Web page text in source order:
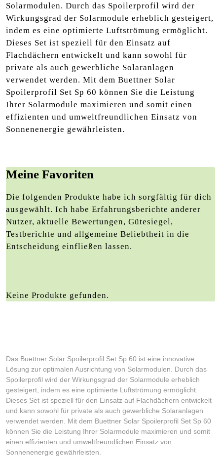
Solarmodulen. Durch das Spoilerprofil wird der
Wirkungsgrad der Solarmodule erheblich gesteigert,
indem es eine optimierte Luftströmung ermöglicht.
Dieses Set ist speziell für den Einsatz auf
Flachdächern entwickelt und kann sowohl für
private als auch gewerbliche Solaranlagen
verwendet werden. Mit dem Buettner Solar
Spoilerprofil Set Sp 60 können Sie die Leistung
Ihrer Solarmodule maximieren und somit einen
effizienten und umweltfreundlichen Einsatz von
Sonnenenergie gewährleisten.
Meine Favoriten
Die folgenden Produkte habe ich sorgfältig für dich
ausgewählt. Ich habe Erfahrungsberichte anderer
Nutzer, aktuelle Bewertungen, Gütesiegel,
Testberichte und allgemeine Beliebtheit in die
Entscheidung einfließen lassen.
Keine Produkte gefunden.
Das Buettner Solar Spoilerprofil Set Sp 60 ist eine innovative
Lösung zur optimalen Ausrichtung von Solarmodulen. Durch das
Spoilerprofil wird der Wirkungsgrad der Solarmodule erheblich
gesteigert, indem es eine optimierte Luftströmung ermöglicht.
Dieses Set ist speziell für den Einsatz auf Flachdächern entwickelt
und kann sowohl für private als auch gewerbliche Solaranlagen
verwendet werden. Mit dem Buettner Solar Spoilerprofil Set Sp 60
können Sie die Leistung Ihrer Solarmodule maximieren und somit
einen effizienten und umweltfreundlichen Einsatz von
Sonnenenergie gewährleisten.